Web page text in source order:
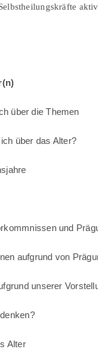
über die Themen
über das Alter?
und
aufgrund von
unserer
Alter